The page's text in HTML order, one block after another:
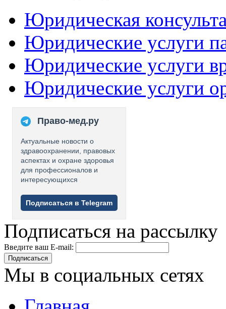
Юридическая
Юридические услуги
Юридические услуги
Юридические услуги
Право-мед.ру
Актуальные новости о
здравоохранении, правовых
аспектах и охране здоровья
для профессионалов и
интересующихся
Подписаться в Telegram
Подписаться на рассылку
Введите ваш E-mail:
Подписаться
Мы в социальных сетях